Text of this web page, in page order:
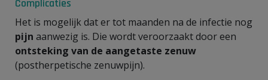
Complicaties
Het is mogelijk dat er tot maanden na de infectie nog
pijn aanwezig is. Die wordt veroorzaakt door een
ontsteking van de aangetaste zenuw
(postherpetische zenuwpijn).